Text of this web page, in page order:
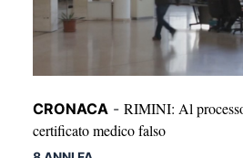
CRONACA - RIMINI: Al
certificato medico falso